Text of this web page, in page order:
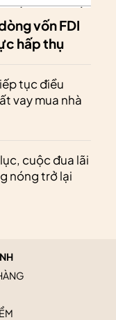
vốn FDI
hấp thụ
tục điều
vay mua nhà
cuộc đua lãi
nóng trở lại